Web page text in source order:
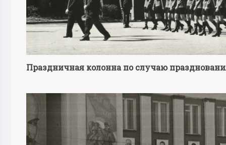
Праздничная колонна по случаю